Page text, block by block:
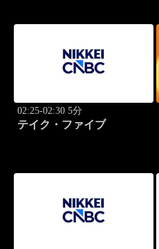
02:25-02:30 5分
テイク・ファイブ